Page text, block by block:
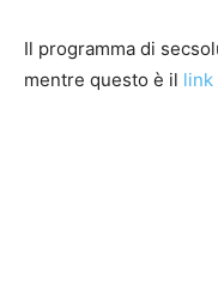
Il programma di
mentre questo è il link